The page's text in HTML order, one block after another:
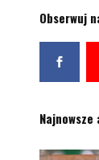
Obserwuj